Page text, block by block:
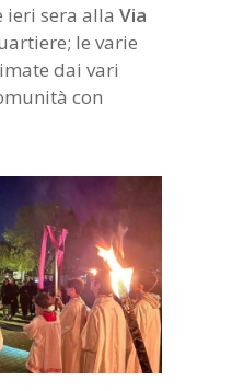
ieri sera alla Via
le varie
dai vari
con